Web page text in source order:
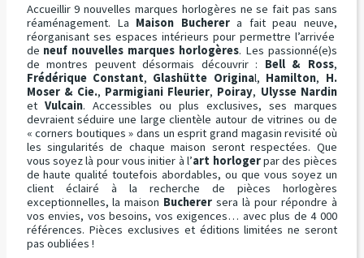
Accueillir 9 nouvelles marques horlogères ne se fait pas sans
réaménagement. La Maison Bucherera fait peau neuve,
réorganisant ses espaces intérieurs pour permettre l’arrivée
de neuf nouvelles marques horlogères. Les passionné(e)s
de montres peuvent désormais découvrir : Bell & Ross,
Frédérique Constant, Glashütte Original, Hamilton, H.
Moser & Cie., Parmigiani Fleurier, Poiray, Ulysse Nardin
et Vulcain. Accessibles ou plus exclusives, ses marques
devraient séduire une large clientèle autour de vitrines ou de
« corners boutiques » dans un esprit grand magasin revisité où
les singularités de chaque maison seront respectées. Que
vous soyez là pour vous initier à l’art horlogerpar des pièces
de haute qualité toutefois abordables, ou que vous soyez un
client éclairé à la recherche de pièces horlogères
exceptionnelles, la maison Bucherer sera là pour répondre à
vos envies, vos besoins, vos exigences… avec plus de 4 000
références. Pièces exclusives et éditions limitées ne seront
pas oubliées !